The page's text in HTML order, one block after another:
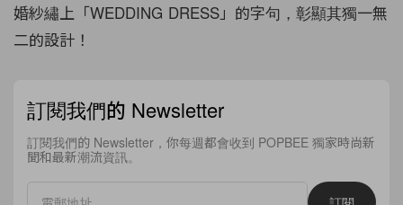
婚紗繡上「WEDDING DRESS」的字句，彰顯其獨一無
二的設計！
訂閱我們的 Newsletter
訂閱我們的 Newsletter，你每週都會收到 POPBEE 獨家時尚新
聞和最新潮流資訊。